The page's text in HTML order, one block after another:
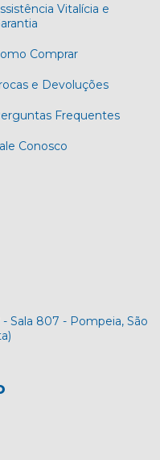
Vitalícia e
Comprar
e Devoluções
Frequentes
Conosco
- Sala 807 - Pompeia, São